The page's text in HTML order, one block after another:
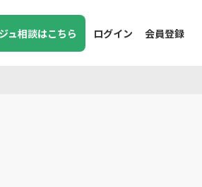
ュ相談はこちら ログイン 会員登録